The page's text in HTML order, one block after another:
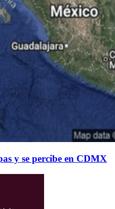
y se percibe en CDMX